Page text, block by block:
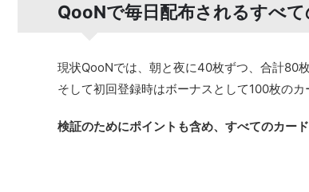
QooNで毎日配布されるすべ
現状QooNでは、朝と夜に40枚ずつ、合計80
そして初回登録時はボーナスとして100枚の
検証のためにポイントも含め、すべてのカー